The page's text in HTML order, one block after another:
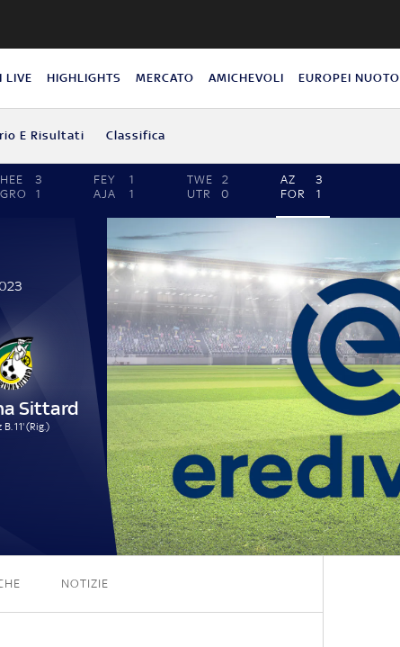
LIVE HIGHLIGHTS MERCATO AMICHEVOLI EUROPEI NUOTO
E Risultati Classifica
HEE
3
GRO
1
FEY
1
AJA
1
TWE
2
UTR
0
AZ
3
FOR
1
Sittard
B. 11' (Rig.)
3 - 1
NOTIZIE